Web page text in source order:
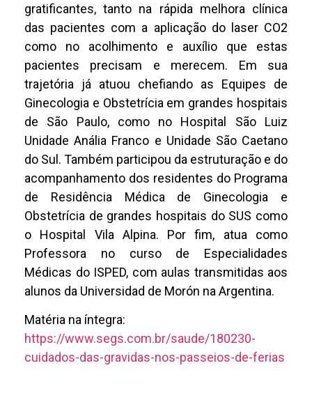
gratificantes, tanto na rápida melhora clínica
das pacientes com a aplicação do laser CO2
como no acolhimento e auxílio que estas
pacientes precisam e merecem. Em sua
trajetória já atuou chefiando as Equipes de
Ginecologia e Obstetrícia em grandes hospitais
de São Paulo, como no Hospital São Luiz
Unidade Anália Franco e Unidade São Caetano
do Sul. Também participou da estruturação e do
acompanhamento dos residentes do Programa
de Residência Médica de Ginecologia e
Obstetrícia de grandes hospitais do SUS como
o Hospital Vila Alpina. Por fim, atua como
Professora no curso de Especialidades
Médicas do ISPED, com aulas transmitidas aos
alunos da Universidad de Morón na Argentina.
Matéria na íntegra:
https://www.segs.com.br/saude/180230-
cuidados-das-gravidas-nos-passeios-de-ferias